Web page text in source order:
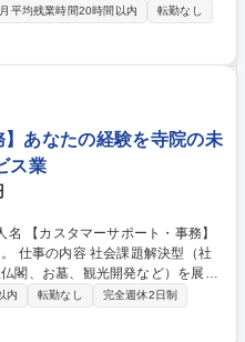
着、社員に喜ばれる生産物の安定
の声かけやモチベーション維持を
心して業務に取り組めるよう支援
されるため、安定した運営と従業
の連携、業務改善まで幅広く担う
活躍できます◎ 募集職種 ★
者(嘱託職員)/障がい者雇用支援
月平均残業時間20時間以内
転勤なし
】あなたの経験を寺院の未
ス業
社
閣、お墓、観光開発など）を展開
実務に携わりながらチーム全体の
■電話窓口担
学予約・契約相談・料金や墓じま
内 転勤なし
完全週休2日制